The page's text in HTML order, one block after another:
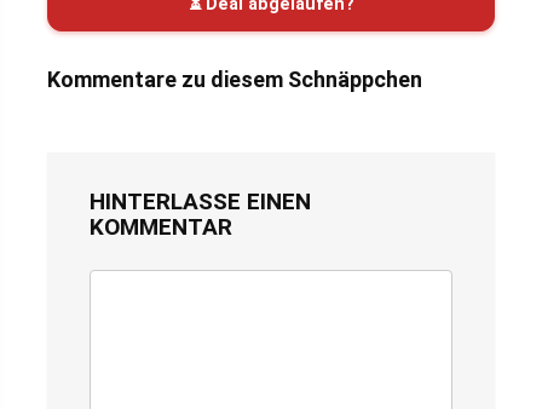
⏳ Deal abgelaufen?
Kommentare zu diesem Schnäppchen
HINTERLASSE EINEN
KOMMENTAR